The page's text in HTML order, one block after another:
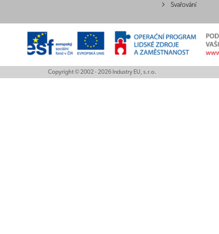
Svařování
Copyright © 2002 - 2026 Industry EU, s.r.o.